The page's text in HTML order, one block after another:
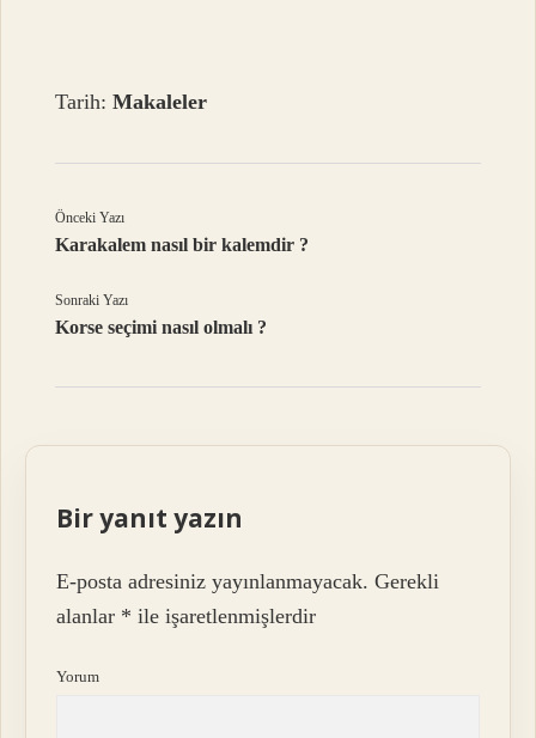
Tarih:Makaleler
Önceki Yazı
Karakalem nasıl bir kalemdir ?
Sonraki Yazı
Korse seçimi nasıl olmalı ?
Bir yanıt yazın
E-posta adresiniz yayınlanmayacak. Gerekli
alanlar * ile işaretlenmişlerdir
Yorum